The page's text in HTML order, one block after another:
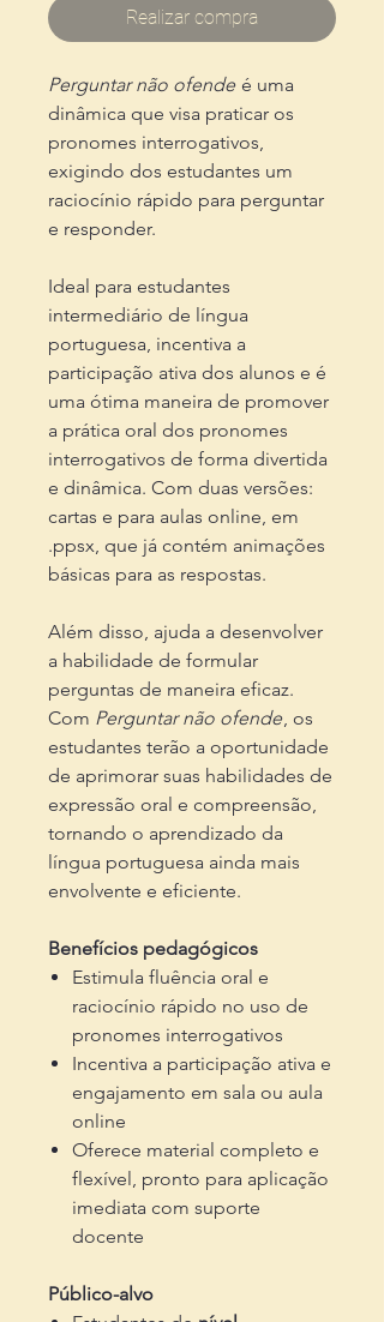
Realizar compra
Perguntar não ofende é uma
dinâmica que visa praticar os
pronomes interrogativos,
exigindo dos estudantes um
raciocínio rápido para perguntar
e responder.
Ideal para estudantes
intermediário de língua
portuguesa, incentiva a
participação ativa dos alunos e é
uma ótima maneira de promover
a prática oral dos pronomes
interrogativos de forma divertida
e dinâmica. Com duas versões:
cartas e para aulas online, em
.ppsx, que já contém animações
básicas para as respostas.
Além disso, ajuda a desenvolver
a habilidade de formular
perguntas de maneira eficaz.
Com Perguntar não ofende, os
estudantes terão a oportunidade
de aprimorar suas habilidades de
expressão oral e compreensão,
tornando o aprendizado da
língua portuguesa ainda mais
envolvente e eficiente.
Benefícios pedagógicos
Estimula fluência oral e
raciocínio rápido no uso de
pronomes interrogativos
Incentiva a participação ativa e
engajamento em sala ou aula
online
Oferece material completo e
flexível, pronto para aplicação
imediata com suporte
docente
Público-alvo